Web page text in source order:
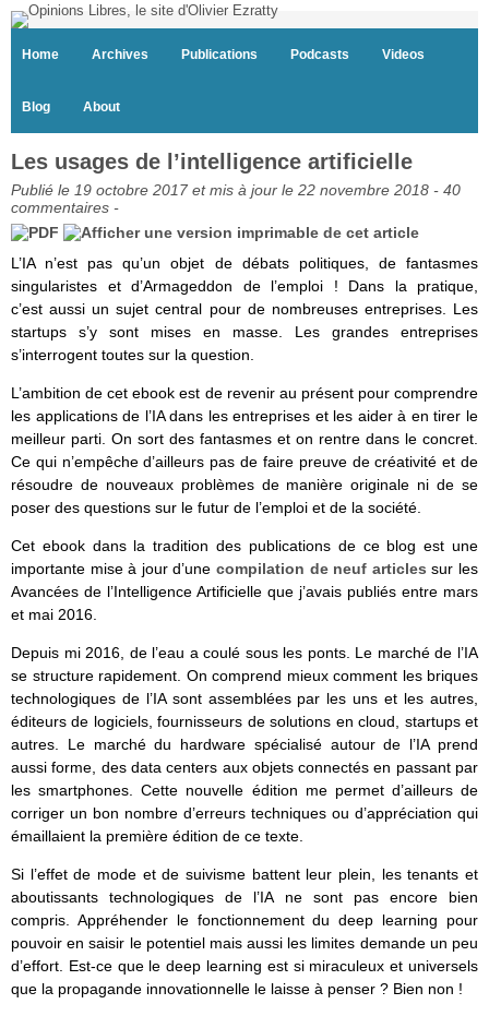
Home Archives Publications Podcasts Videos
Blog About
Les usages de l’intelligence artificielle
Publié le 19 octobre 2017 et mis à jour le 22 novembre 2018 - 40
commentaires -
L’IA n’est pas qu’un objet de débats politiques, de fantasmes
singularistes et d’Armageddon de l’emploi ! Dans la pratique,
c’est aussi un sujet central pour de nombreuses entreprises. Les
startups s’y sont mises en masse. Les grandes entreprises
s’interrogent toutes sur la question.
L’ambition de cet ebook est de revenir au présent pour comprendre
les applications de l’IA dans les entreprises et les aider à en tirer le
meilleur parti. On sort des fantasmes et on rentre dans le concret.
Ce qui n’empêche d’ailleurs pas de faire preuve de créativité et de
résoudre de nouveaux problèmes de manière originale ni de se
poser des questions sur le futur de l’emploi et de la société.
Cet ebook dans la tradition des publications de ce blog est une
importante mise à jour d’une compilation de neuf articles sur les
Avancées de l’Intelligence Artificielle que j’avais publiés entre mars
et mai 2016.
Depuis mi 2016, de l’eau a coulé sous les ponts. Le marché de l’IA
se structure rapidement. On comprend mieux comment les briques
technologiques de l’IA sont assemblées par les uns et les autres,
éditeurs de logiciels, fournisseurs de solutions en cloud, startups et
autres. Le marché du hardware spécialisé autour de l’IA prend
aussi forme, des data centers aux objets connectés en passant par
les smartphones. Cette nouvelle édition me permet d’ailleurs de
corriger un bon nombre d’erreurs techniques ou d’appréciation qui
émaillaient la première édition de ce texte.
Si l’effet de mode et de suivisme battent leur plein, les tenants et
aboutissants technologiques de l’IA ne sont pas encore bien
compris. Appréhender le fonctionnement du deep learning pour
pouvoir en saisir le potentiel mais aussi les limites demande un peu
d’effort. Est-ce que le deep learning est si miraculeux et universels
que la propagande innovationnelle le laisse à penser ? Bien non !